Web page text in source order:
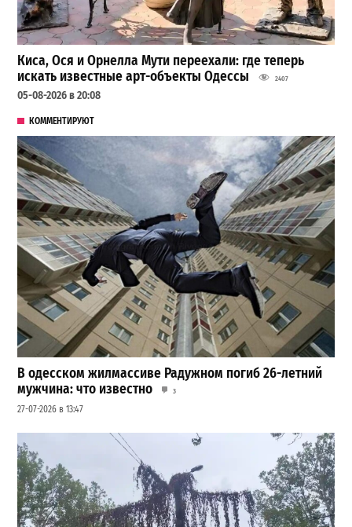
Киса, Ося и Орнелла Мути переехали: где теперь
искать известные арт-объекты Одессы
2407
05-08-2026 в 20:08
КОММЕНТИРУЮТ
В одесском жилмассиве Радужном погиб 26-летний
мужчина: что известно
3
27-07-2026 в 13:47